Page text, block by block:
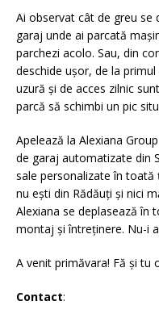
Ai observat cât de greu se
garaj unde ai parcată
parchezi acolo. Sau, din
deschide ușor, de la
uzură și de acces zilnic
parcă să schimbi un pic
Apelează la Alexiana
de garaj automatizate din
sale personalizate în
nu ești din Rădăuți și nici
Alexiana se deplasează în
montaj și întreținere. Nu-i
A venit primăvara! Fă și tu
Contact: